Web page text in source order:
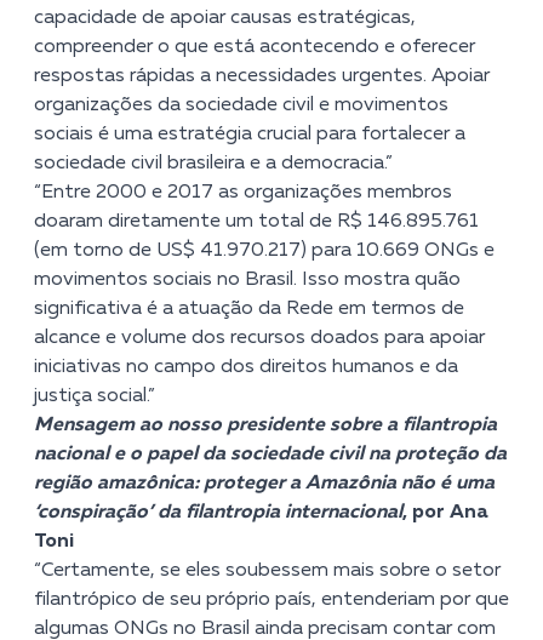
capacidade de apoiar causas estratégicas,
compreender o que está acontecendo e oferecer
respostas rápidas a necessidades urgentes. Apoiar
organizações da sociedade civil e movimentos
sociais é uma estratégia crucial para fortalecer a
sociedade civil brasileira e a democracia.”
“Entre 2000 e 2017 as organizações membros
doaram diretamente um total de R$ 146.895.761
(em torno de US$ 41.970.217) para 10.669 ONGs e
movimentos sociais no Brasil. Isso mostra quão
significativa é a atuação da Rede em termos de
alcance e volume dos recursos doados para apoiar
iniciativas no campo dos direitos humanos e da
justiça social.”
Mensagem ao nosso presidente sobre a filantropia
nacional e o papel da sociedade civil na proteção da
região amazônica: proteger a Amazônia não é uma
‘conspiração’ da filantropia internacional, por Ana
Toni
“Certamente, se eles soubessem mais sobre o setor
filantrópico de seu próprio país, entenderiam por que
algumas ONGs no Brasil ainda precisam contar com